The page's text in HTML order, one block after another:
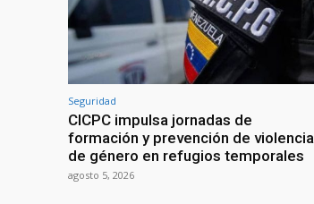
Seguridad
CICPC impulsa jornadas de
formación y prevención de violencia
de género en refugios temporales
agosto 5, 2026